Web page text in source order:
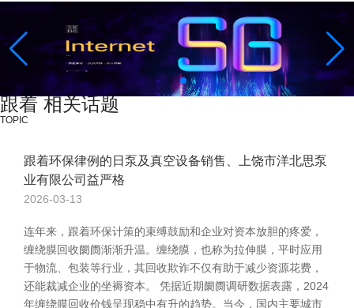
跟着 相关话题
TOPIC
跟着环保律例的日泵及真空设备销售、上饶市洋北思泵
业有限公司益严格
2026-03-13
连年来，跟着环保计策的束缚鼓励和企业对资本放胆的疼爱，
缠绕膜回收阛阓渐渐升温。缠绕膜，也称为拉伸膜，平时应用
于物流、包装等行业，其回收欺诈不仅有助于减少资源花费，
还能裁减企业的坐褥资本。 凭据近期阛阓调研数据表露，2024
年缠绕膜回收价钱呈现稳中有升的趋势。当今，国内主要城市